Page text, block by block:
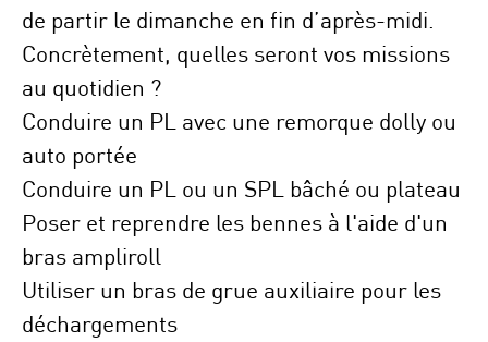
de partir le dimanche en fin d’après-midi.
Concrètement, quelles seront vos missions
au quotidien ?
Conduire un PL avec une remorque dolly ou
auto portée
Conduire un PL ou un SPL bâché ou plateau
Poser et reprendre les bennes à l'aide d'un
bras ampliroll
Utiliser un bras de grue auxiliaire pour les
déchargements